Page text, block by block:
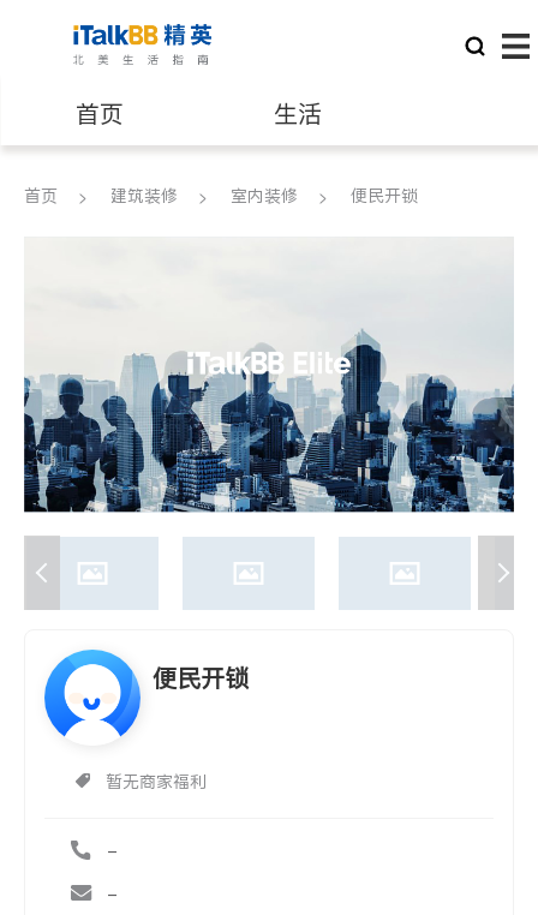
首页 生活
医生 律师
会计师
建筑装修
首页 建筑装修 室内装修 便民开锁
便民开锁
暂无商家福利
-
-